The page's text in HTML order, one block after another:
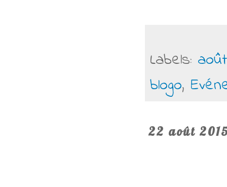
Labels:
blogo,
22 août